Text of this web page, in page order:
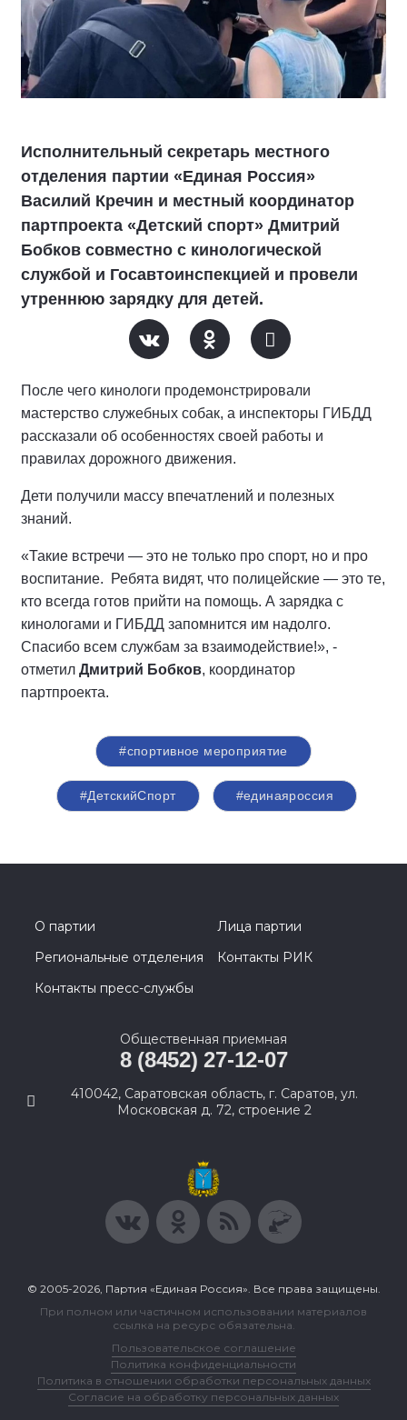
Исполнительный секретарь местного
отделения партии «Единая Россия»
Василий Кречин и местный координатор
партпроекта «Детский спорт» Дмитрий
Бобков совместно с кинологической
службой и Госавтоинспекцией и провели
утреннюю зарядку для детей.
После чего кинологи продемонстрировали
мастерство служебных собак, а инспекторы ГИБДД
рассказали об особенностях своей работы и
правилах дорожного движения.
Дети получили массу впечатлений и полезных
знаний.
«Такие встречи — это не только про спорт, но и про
воспитание. Ребята видят, что полицейские — это те,
кто всегда готов прийти на помощь. А зарядка с
кинологами и ГИБДД запомнится им надолго.
Спасибо всем службам за взаимодействие!», -
отметил Дмитрий Бобков, координатор
партпроекта.
#спортивное мероприятие
#ДетскийСпорт #единаяроссия
О партии
Лица партии
Региональные отделения
Контакты РИК
Контакты пресс-службы
Общественная приемная
8 (8452) 27-12-07
410042, Саратовская область, г. Саратов, ул.
Московская д. 72, строение 2
© 2005-2026, Партия «Единая Россия». Все права защищены.
При полном или частичном использовании материалов
ссылка на ресурс обязательна.
Пользовательское соглашение
Политика конфиденциальности
Политика в отношении обработки персональных данных
Согласие на обработку персональных данных